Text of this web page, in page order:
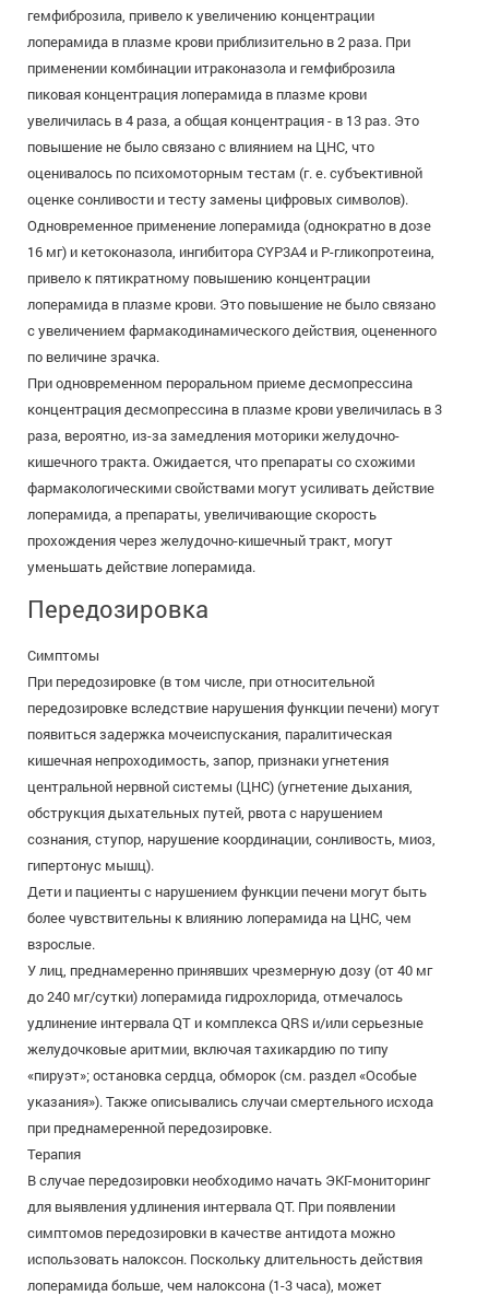
гемфиброзила, привело к увеличению концентрации
лоперамида в плазме крови приблизительно в 2 раза. При
применении комбинации итраконазола и гемфиброзила
пиковая концентрация лоперамида в плазме крови
увеличилась в 4 раза, а общая концентрация - в 13 раз. Это
повышение не было связано с влиянием на ЦНС, что
оценивалось по психомоторным тестам (г. е. субъективной
оценке сонливости и тесту замены цифровых символов).
Одновременное применение лоперамида (однократно в дозе
16 мг) и кетоконазола, ингибитора CYP3A4 и Р-гликопротеина,
привело к пятикратному повышению концентрации
лоперамида в плазме крови. Это повышение не было связано
с увеличением фармакодинамического действия, оцененного
по величине зрачка.
При одновременном пероральном приеме десмопрессина
концентрация десмопрессина в плазме крови увеличилась в 3
раза, вероятно, из-за замедления моторики желудочно-
кишечного тракта. Ожидается, что препараты со схожими
фармакологическими свойствами могут усиливать действие
лоперамида, а препараты, увеличивающие скорость
прохождения через желудочно-кишечный тракт, могут
уменьшать действие лоперамида.
Передозировка
Симптомы
При передозировке (в том числе, при относительной
передозировке вследствие нарушения функции печени) могут
появиться задержка мочеиспускания, паралитическая
кишечная непроходимость, запор, признаки угнетения
центральной нервной системы (ЦНС) (угнетение дыхания,
обструкция дыхательных путей, рвота с нарушением
сознания, ступор, нарушение координации, сонливость, миоз,
гипертонус мышц).
Дети и пациенты с нарушением функции печени могут быть
более чувствительны к влиянию лоперамида на ЦНС, чем
взрослые.
У лиц, преднамеренно принявших чрезмерную дозу (от 40 мг
до 240 мг/сутки) лоперамида гидрохлорида, отмечалось
удлинение интервала QT и комплекса QRS и/или серьезные
желудочковые аритмии, включая тахикардию по типу
«пируэт»; остановка сердца, обморок (см. раздел «Особые
указания»). Также описывались случаи смертельного исхода
при преднамеренной передозировке.
Терапия
В случае передозировки необходимо начать ЭКГ-мониторинг
для выявления удлинения интервала QT. При появлении
симптомов передозировки в качестве антидота можно
использовать налоксон. Поскольку длительность действия
лоперамида больше, чем налоксона (1-3 часа), может